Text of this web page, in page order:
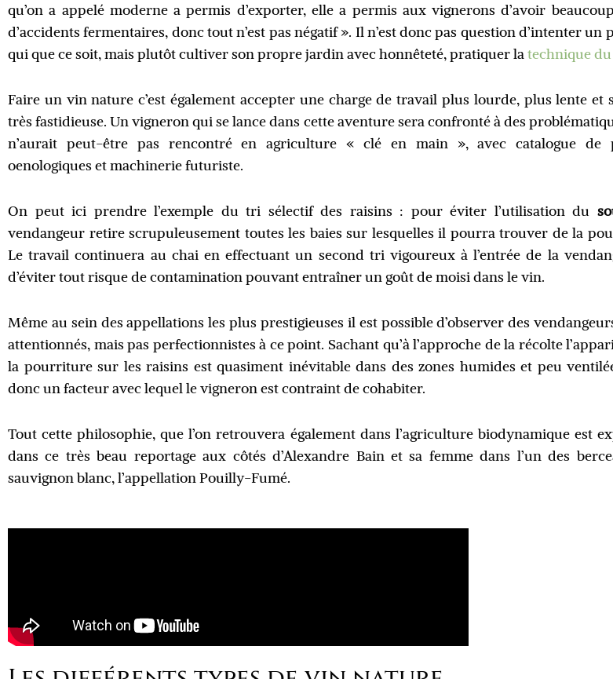
qu’on a appelé moderne a permis d’exporter, elle a permis aux vignerons d’avoir
d’accidents fermentaires, donc tout n’est pas négatif ». Il n’est donc pas question d’intenter un
qui que ce soit, mais plutôt cultiver son propre jardin avec honnêteté, pratiquer latechnique
Faire un vin nature c’est également accepter une charge de travail plus lourde, plus lente et
très fastidieuse. Un vigneron qui se lance dans cette aventure sera confronté à des
n’aurait peut-être pas rencontré en agriculture « clé en main », avec catalogue de
oenologiques et machinerie futuriste.
On peut ici prendre l’exemple du tri sélectif des raisins : pour éviter l’utilisation du
vendangeur retire scrupuleusement toutesles baies sur lesquelles il pourra trouver de la
Le travail continuera au chai en effectuant un second tri vigoureux à l’entrée de la
d’éviter tout risque de contamination pouvant entraîner un goût de moisi dans le vin.
Même au sein desappellations les plusprestigieuses il est possible d’observer des
attentionnés, mais pas perfectionnistes à ce point. Sachant qu’à l’approche de la récolte
la pourriture sur les raisins est quasiment inévitable dans des zones humides et peu
donc un facteur avec lequel le vigneron est contraint de cohabiter.
Tout cette philosophie, que l’on retrouvera également dans l’agriculture biodynamique est
dans ce très beau reportage aux côtés d’Alexandre Bain et sa femme dans l’un des
sauvignon blanc, l’appellation Pouilly-Fumé.